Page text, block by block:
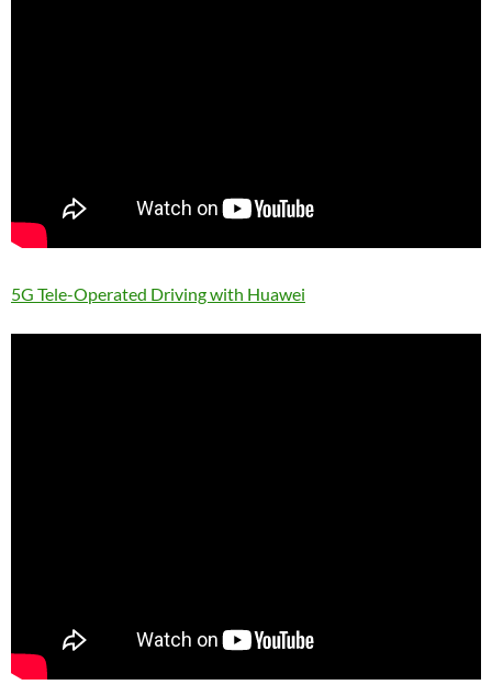
5G Tele-Operated Driving with Huawei